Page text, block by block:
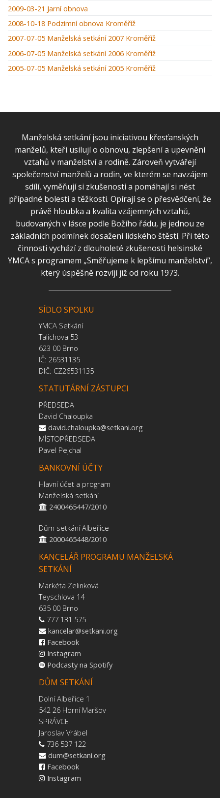
2009-03-21 Jarní obnova
2008-10-18 Podzimní obnova Kroměříž
2007-07-05 Manželská setkání 2007 Kroměříž
2006-07-05 Manželská setkání 2006 Kroměříž
2005-07-05 Manželská setkání 2005 Kroměříž
Manželská setkání jsou iniciativou křesťanských
manželů, kteří usilují o obnovu, zlepšení a upevnění
vztahů v manželství a rodině. Zároveň vytvářejí
společenství manželů a rodin, ve kterém se navzájem
sdílí, vyměňují si zkušenosti a pomáhají si nést
případné bolesti a těžkosti. Opírají se o přesvědčení, že
právě hloubka a kvalita vzájemných vztahů,
budovaných v lásce podle Božího řádu, je jednou ze
základních podmínek dosažení lidského štěstí. Při této
činnosti vychází z dlouholeté zkušenosti helsinské
YMCA s programem „Směřujeme k lepšímu manželství“,
který úspěšně rozvíjí již od roku 1973.
SÍDLO SPOLKU
YMCA Setkání
Talichova 53
623 00 Brno
IČ: 26531135
DIČ: CZ26531135
STATUTÁRNÍ ZÁSTUPCI
PŘEDSEDA
David Chaloupka
david.chaloupka@setkani.org
MÍSTOPŘEDSEDA
Pavel Pejchal
BANKOVNÍ ÚČTY
Hlavní účet a program
Manželská setkání
2400465447/2010
Dům setkání Albeřice
2000465448/2010
KANCELÁŘ PROGRAMU MANŽELSKÁ
SETKÁNÍ
Markéta Zelinková
Teyschlova 14
635 00 Brno
777 131 575
kancelar@setkani.org
Facebook
Instagram
Podcasty na Spotify
DŮM SETKÁNÍ
Dolní Albeřice 1
542 26 Horní Maršov
SPRÁVCE
Jaroslav Vrábel
736 537 122
dum@setkani.org
Facebook
Instagram